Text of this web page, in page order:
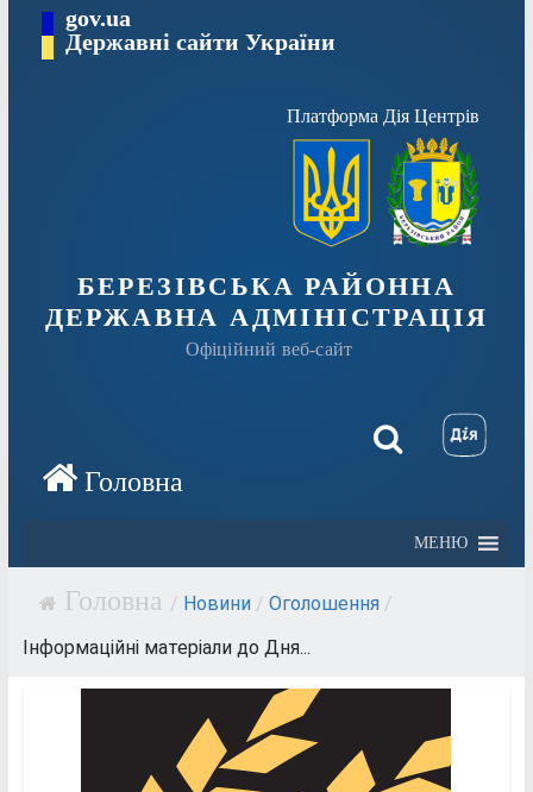
Перейтиgov.ua
Державні сайти України
Платформа Дія Центрів
БЕРЕЗІВСЬКА РАЙОННА
ДЕРЖАВНА АДМІНІСТРАЦІЯ
Офіційний веб-сайт
МЕНЮ
/ Новини / Оголошення /
Інформаційні матеріали до Дня...